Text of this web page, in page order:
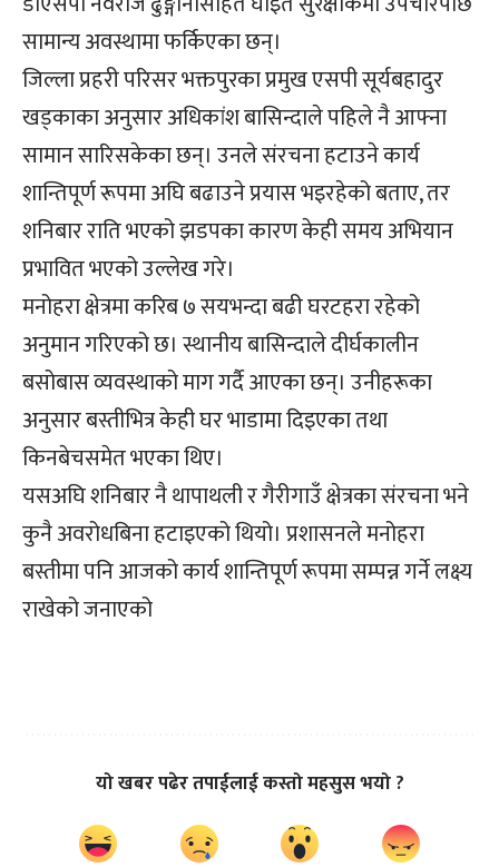
सामान्य अवस्थामा फर्किएका छन्।
जिल्ला प्रहरी परिसर भक्तपुरका प्रमुख एसपी सूर्यबहादुर
खड्काका अनुसार अधिकांश बासिन्दाले पहिले नै आफ्ना
सामान सारिसकेका छन्। उनले संरचना हटाउने कार्य
शान्तिपूर्ण रूपमा अघि बढाउने प्रयास भइरहेको बताए, तर
शनिबार राति भएको झडपका कारण केही समय अभियान
प्रभावित भएको उल्लेख गरे।
मनोहरा क्षेत्रमा करिब ७ सयभन्दा बढी घरटहरा रहेको
अनुमान गरिएको छ। स्थानीय बासिन्दाले दीर्घकालीन
बसोबास व्यवस्थाको माग गर्दै आएका छन्। उनीहरूका
अनुसार बस्तीभित्र केही घर भाडामा दिइएका तथा
किनबेचसमेत भएका थिए।
यसअघि शनिबार नै थापाथली र गैरीगाउँ क्षेत्रका संरचना भने
कुनै अवरोधबिना हटाइएको थियो। प्रशासनले मनोहरा
बस्तीमा पनि आजको कार्य शान्तिपूर्ण रूपमा सम्पन्न गर्ने लक्ष्य
राखेको जनाएको
यो खबर पढेर तपाईलाई कस्तो महसुस भयो ?